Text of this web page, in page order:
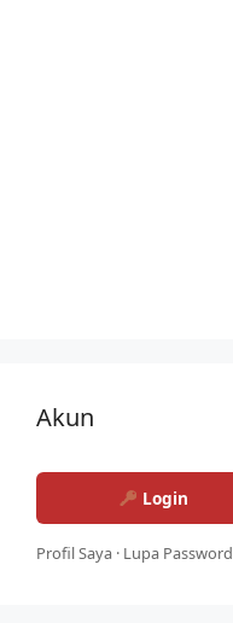
Akun
Login
Profil Saya · Lupa Password